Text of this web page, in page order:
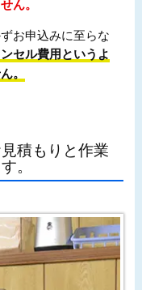
ん。
お申込みに至らな
セル費用というよ
。
積もりと作業
。